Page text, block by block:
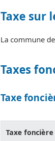
Taxe sur
La commune
Taxes
Taxe
Taxe